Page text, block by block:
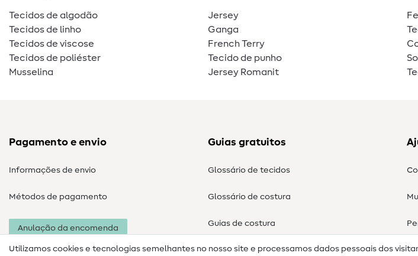
Tecidos de algodão
Tecidos de linho
Tecidos de viscose
Tecidos de poliéster
Musselina
Jersey
Ganga
French Terry
Tecido de punho
Jersey Romanit
Pagamento e envio
Informações de envio
Métodos de pagamento
Anulação da encomenda
Guias gratuitos
Glossário de tecidos
Glossário de costura
Guias de costura
Utilizamos cookies e tecnologias semelhantes no nosso site e processamos dados pessoais dos